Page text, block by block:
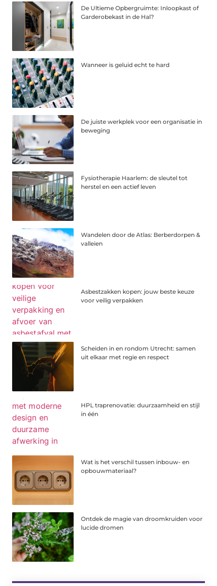
De Ultieme Opbergruimte: Inloopkast of
Garderobekast in de Hal?
Wanneer is geluid echt te hard
De juiste werkplek voor een organisatie in
beweging
Fysiotherapie Haarlem: de sleutel tot
herstel en een actief leven
Wandelen door de Atlas: Berberdorpen &
valleien
Asbestzakken kopen: jouw beste keuze
voor veilig verpakken
Scheiden in en rondom Utrecht: samen
uit elkaar met regie en respect
HPL traprenovatie: duurzaamheid en stijl
in één
Wat is het verschil tussen inbouw- en
opbouwmateriaal?
Ontdek de magie van droomkruiden voor
lucide dromen